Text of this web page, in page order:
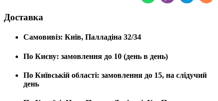
Доставка
Самовивіз: Київ, Палладіна 32/34
По Києву: замовлення до 10 (день в день)
По Київській області: замовлення до 15, на слідучий
день